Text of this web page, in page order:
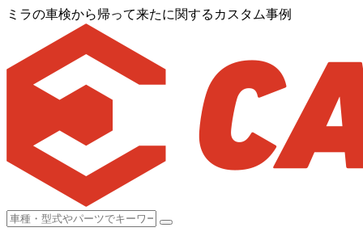
ミラの車検から帰って来たに関するカスタム事例